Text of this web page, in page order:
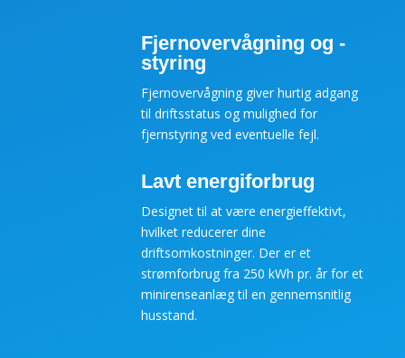
Fjernovervågning og -
styring
Fjernovervågning giver hurtig adgang
til driftsstatus og mulighed for
fjernstyring ved eventuelle fejl.
Lavt energiforbrug
Designet til at være energieffektivt,
hvilket reducerer dine
driftsomkostninger. Der er et
strømforbrug fra 250 kWh pr. år for et
minirenseanlæg til en gennemsnitlig
husstand.